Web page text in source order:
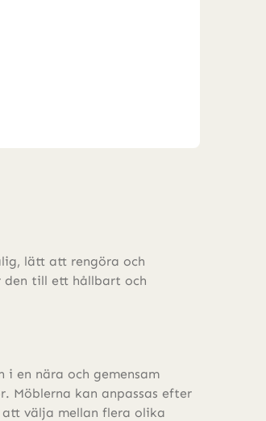
lätt att rengöra och
den till ett hållbart och
i en nära och gemensam
Möblerna kan anpassas efter
välja mellan flera olika